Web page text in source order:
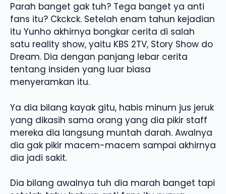
Parah banget gak tuh? Tega banget ya anti
fans itu? Ckckck. Setelah enam tahun kejadian
itu Yunho akhirnya bongkar cerita di salah
satu reality show, yaitu KBS 2TV, Story Show do
Dream. Dia dengan panjang lebar cerita
tentang insiden yang luar biasa
menyeramkan itu.
Ya dia bilang kayak gitu, habis minum jus jeruk
yang dikasih sama orang yang dia pikir staff
mereka dia langsung muntah darah. Awalnya
dia gak pikir macem-macem sampai akhirnya
dia jadi sakit.
Dia bilang awalnya tuh dia marah banget tapi